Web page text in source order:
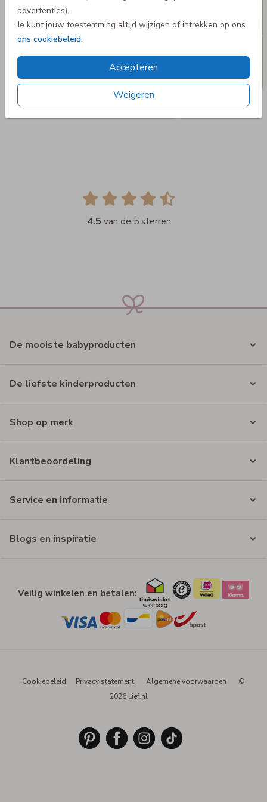
advertenties).
Je kunt jouw toestemming altijd wijzigen of intrekken op ons
ons cookiebeleid.
Accepteren
Weigeren
4.5 van de 5 sterren
De mooiste babyproducten
De liefste kinderproducten
Shop op merk
Klantbeoordeling
Service en informatie
Blogs en inspiratie
Veilig winkelen en betalen:
Cookiebeleid Privacy statement Algemene voorwaarden
©
2026 Lief.nl